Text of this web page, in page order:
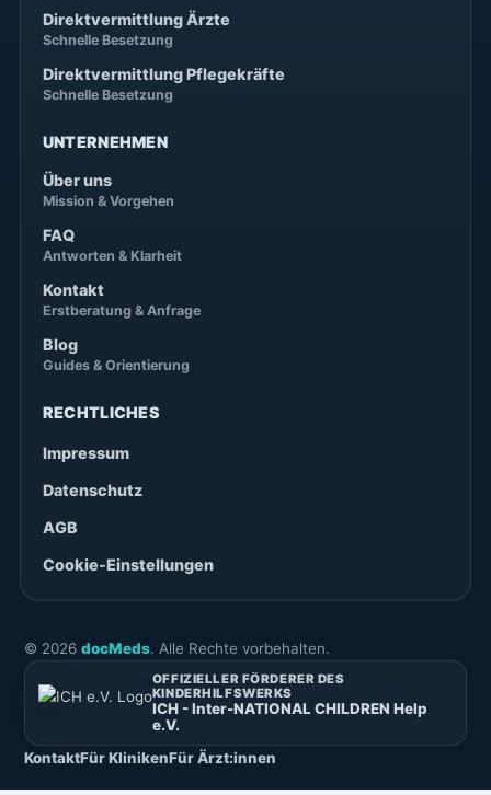
Direktvermittlung Ärzte
Schnelle Besetzung
Direktvermittlung Pflegekräfte
Schnelle Besetzung
UNTERNEHMEN
Über uns
Mission & Vorgehen
FAQ
Antworten & Klarheit
Kontakt
Erstberatung & Anfrage
Blog
Guides & Orientierung
RECHTLICHES
Impressum
Datenschutz
AGB
Cookie-Einstellungen
© 2026 docMeds. Alle Rechte vorbehalten.
OFFIZIELLER FÖRDERER DES
KINDERHILFSWERKS
ICH - Inter-NATIONAL CHILDREN Help
e.V.
KontaktFür KlinikenFür Ärzt:innen